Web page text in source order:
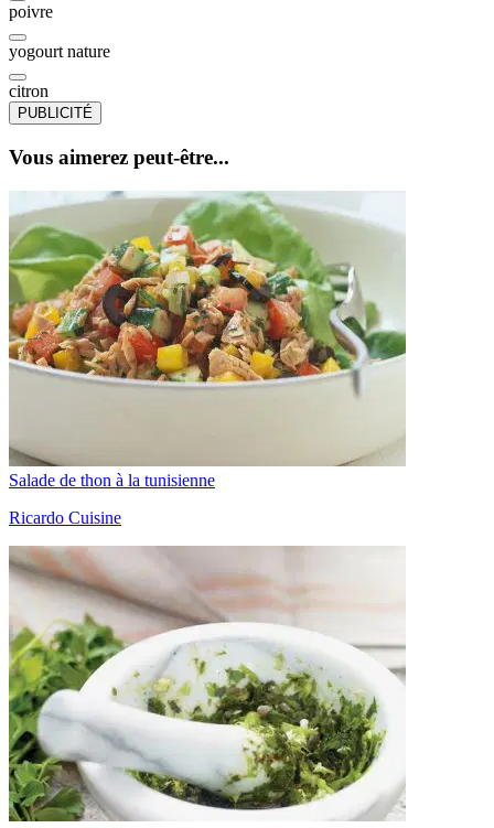
poivre
yogourt nature
citron
PUBLICITÉ
Vous aimerez peut-être...
Salade de thon à la tunisienne
Ricardo Cuisine